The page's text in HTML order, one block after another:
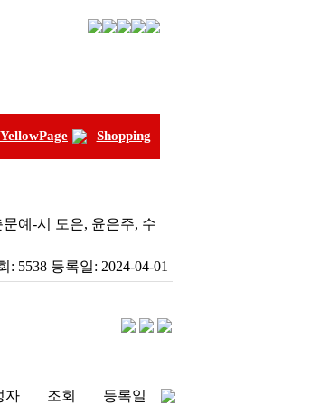
YellowPage Shopping
예-시 도은, 윤은주, 수
: 5538 등록일: 2024-04-01
자 조회 등록일